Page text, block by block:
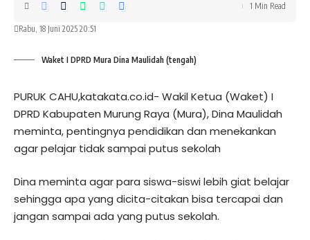
Rabu, 18 Juni 2025 20:51
1 Min Read
Waket I DPRD Mura Dina Maulidah (tengah)
PURUK CAHU,katakata.co.id- Wakil Ketua (Waket) I
DPRD Kabupaten Murung Raya (Mura), Dina Maulidah
meminta, pentingnya pendidikan dan menekankan
agar pelajar tidak sampai putus sekolah
Dina meminta agar para siswa-siswi lebih giat belajar
sehingga apa yang dicita-citakan bisa tercapai dan
jangan sampai ada yang putus sekolah.